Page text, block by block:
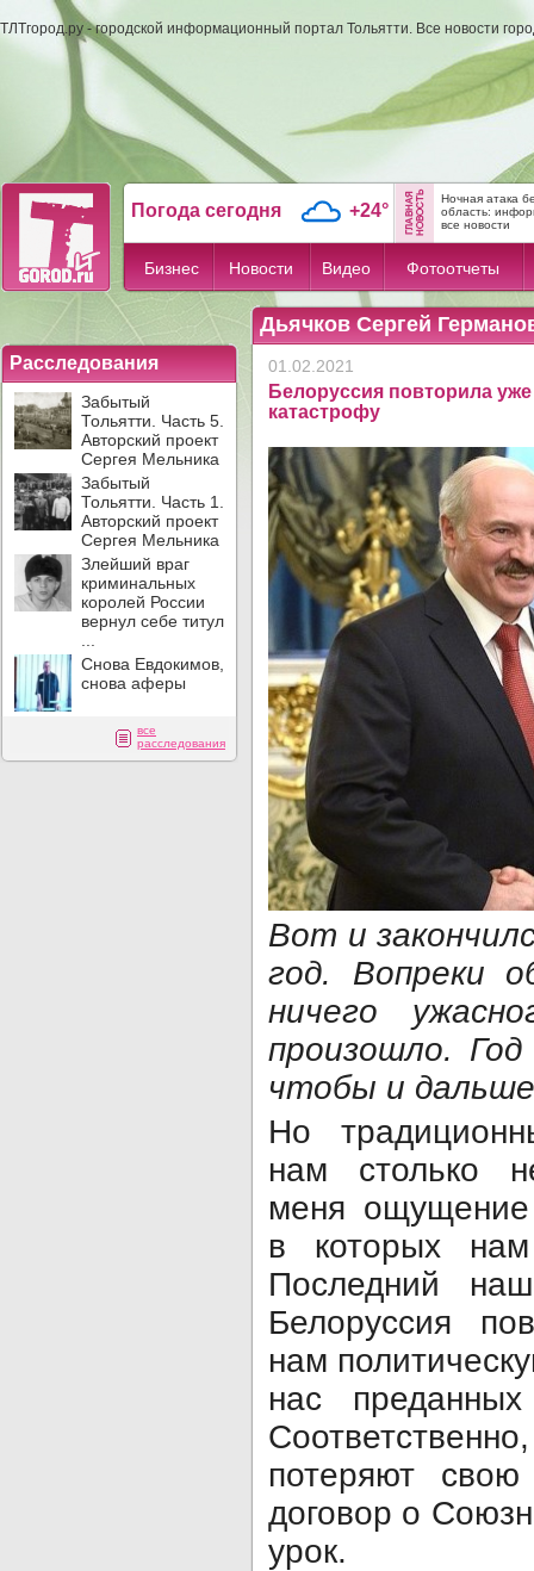
ТЛТгород.ру - городской информационный портал Тольятти. Все новости
Погода сегодня +24°
Ночная атака
область:
все новости
Бизнес Новости Видео Фотоотчеты
Расследования
Забытый
Тольятти. Часть 5.
Авторский проект
Сергея Мельника
Забытый
Тольятти. Часть 1.
Авторский проект
Сергея Мельника
Злейший враг
криминальных
королей России
вернул себе титул
Снова Евдокимов,
снова аферы
все
расследования
Дьячков Сергей
01.02.2021
Белоруссия повторила
катастрофу
Вот и
год. Вопреки
ничего
произошло.
чтобы и
Но
нам столько
меня ощущение
в которых
Последний
Белоруссия
нам
нас
потеряют
договор о
урок.